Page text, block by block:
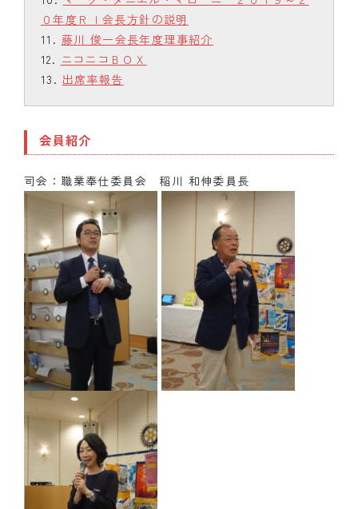
０年度ＲＩ会長方針の説明
藤川 俊一会長年度理事紹介
ニコニコＢＯＸ
出席率報告
会員紹介
司会：職業奉仕委員会 稲川 和伸委員長